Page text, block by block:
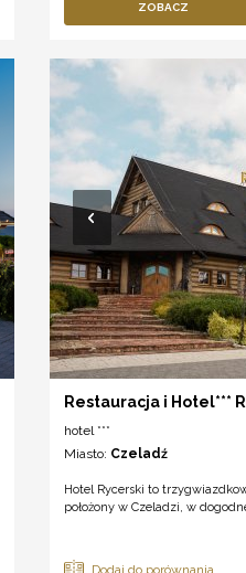
ZOBACZ
Restauracja i Hotel***
hotel ***
Miasto: Czeladź
Hotel Rycerski to
położony w Czeladzi, w